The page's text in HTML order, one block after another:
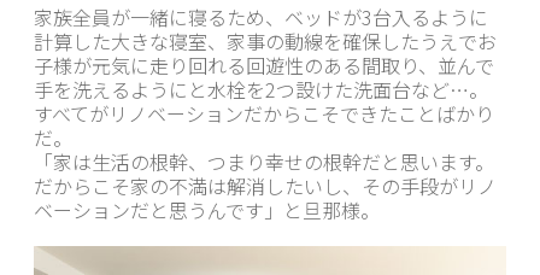
家族全員が一緒に寝るため、ベッドが3台入るように
計算した大きな寝室、家事の動線を確保したうえでお
子様が元気に走り回れる回遊性のある間取り、並んで
手を洗えるようにと水栓を2つ設けた洗面台など…。
すべてがリノベーションだからこそできたことばかり
だ。
「家は生活の根幹、つまり幸せの根幹だと思います。
だからこそ家の不満は解消したいし、その手段がリノ
ベーションだと思うんです」と旦那様。